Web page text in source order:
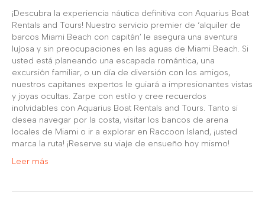
¡Descubra la experiencia náutica definitiva con Aquarius Boat
Rentals and Tours! Nuestro servicio premier de ‘alquiler de
barcos Miami Beach con capitán’ le asegura una aventura
lujosa y sin preocupaciones en las aguas de Miami Beach. Si
usted está planeando una escapada romántica, una
excursión familiar, o un día de diversión con los amigos,
nuestros capitanes expertos le guiará a impresionantes vistas
y joyas ocultas. Zarpe con estilo y cree recuerdos
inolvidables con Aquarius Boat Rentals and Tours. Tanto si
desea navegar por la costa, visitar los bancos de arena
locales de Miami o ir a explorar en Raccoon Island, ¡usted
marca la ruta! ¡Reserve su viaje de ensueño hoy mismo!
Leer más